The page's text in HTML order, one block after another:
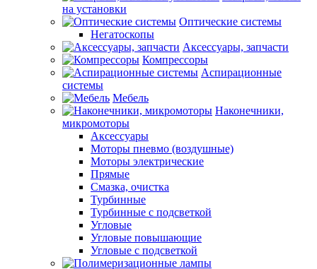
на установки
Оптические системы
Негатоскопы
Аксессуары, запчасти
Компрессоры
Аспирационные
системы
Мебель
Наконечники,
микромоторы
Аксессуары
Моторы пневмо (воздушные)
Моторы электрические
Прямые
Смазка, очистка
Турбинные
Турбинные с подсветкой
Угловые
Угловые повышающие
Угловые с подсветкой